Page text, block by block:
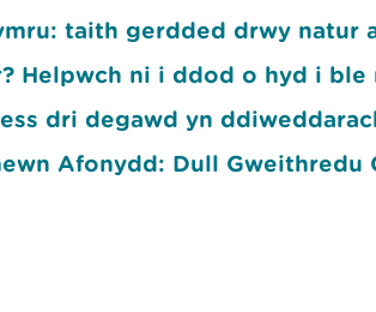
taith gerdded drwy natur
Helpwch ni i ddod o hyd i ble
dri degawd yn
Afonydd: Dull Gweithredu